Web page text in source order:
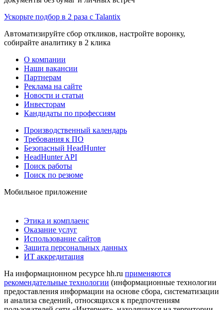
Ускорьте подбор в 2 раза с Talantix
Автоматизируйте сбор откликов, настройте воронку,
собирайте аналитику в 2 клика
О компании
Наши вакансии
Партнерам
Реклама на сайте
Новости и статьи
Инвесторам
Кандидаты по профессиям
Производственный календарь
Требования к ПО
Безопасный HeadHunter
HeadHunter API
Поиск работы
Поиск по резюме
Мобильное приложение
Этика и комплаенс
Оказание услуг
Использование сайтов
Защита персональных данных
ИТ аккредитация
На информационном ресурсе hh.ru применяются
рекомендательные технологии (информационные технологии
предоставления информации на основе сбора, систематизации
и анализа сведений, относящихся к предпочтениям